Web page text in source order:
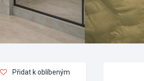
Přidat k oblíbeným